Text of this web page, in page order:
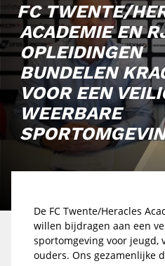
FC TWENTE/
ACADEMIE EN
OPLEIDINGEN
BUNDELEN
VOOR EEN
WEERBARE
De FC Twente/Heracles
willen bijdragen aan een
sportomgeving voor jeugd,
ouders. Ons gezamenlijke